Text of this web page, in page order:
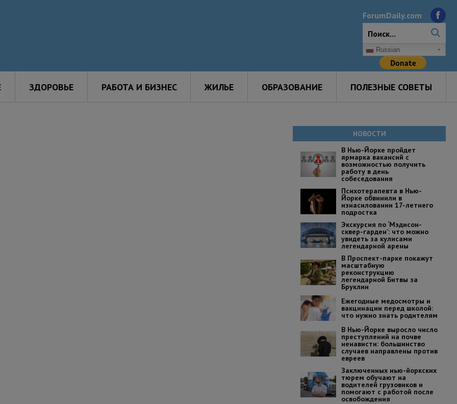
ForumDaily.com
Russian
ЗДОРОВЬЕ РАБОТА И БИЗНЕС ЖИЛЬЕ ОБРАЗОВАНИЕ ПОЛЕЗНЫЕ СОВЕТЫ
НОВОСТИ
В Нью-Йорке пройдет
ярмарка вакансий с
возможностью получить
работу в день
собеседования
Психотерапевта в Нью-
Йорке обвинили в
изнасиловании 17-летнего
подростка
Экскурсия по ‘Мэдисон-
сквер-гарден’: что можно
увидеть за кулисами
легендарной арены
В Проспект-парке покажут
масштабную
реконструкцию
легендарной Битвы за
Бруклин
Ежегодные медосмотры и
вакцинации перед школой:
что нужно знать родителям
В Нью-Йорке выросло число
преступлений на почве
ненависти: большинство
случаев направлены против
евреев
Заключенных нью-йоркских
тюрем обучают на
водителей грузовиков и
помогают с работой после
освобождения